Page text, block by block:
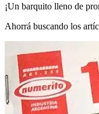
¡Un barquito lleno de
Ahorrá buscando los